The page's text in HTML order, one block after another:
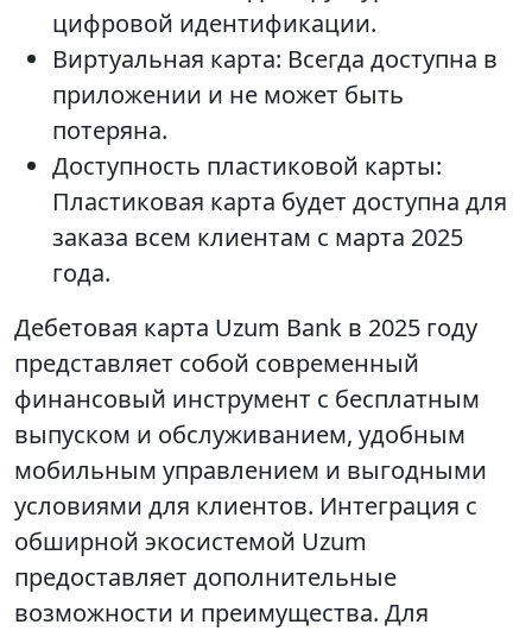
цифровой идентификации.
Виртуальная карта: Всегда доступна в
приложении и не может быть
потеряна.
Доступность пластиковой карты:
Пластиковая карта будет доступна для
заказа всем клиентам с марта 2025
года.
Дебетовая карта Uzum Bank в 2025 году
представляет собой современный
финансовый инструмент с бесплатным
выпуском и обслуживанием, удобным
мобильным управлением и выгодными
условиями для клиентов. Интеграция с
обширной экосистемой Uzum
предоставляет дополнительные
возможности и преимущества. Для